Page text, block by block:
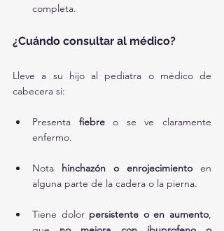
completa.
¿Cuándo consultar al médico?
Lleve a su hijo al pediatra o médico de
cabecera si:
Presenta fiebre o se ve claramente
enfermo.
Nota hinchazón o enrojecimiento en
alguna parte de la cadera o la pierna.
Tiene dolor persistente o en aumento,